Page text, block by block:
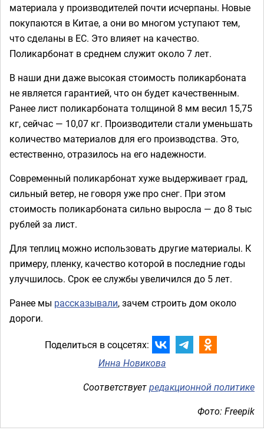
материала у производителей почти исчерпаны. Новые
покупаются в Китае, а они во многом уступают тем,
что сделаны в ЕС. Это влияет на качество.
Поликарбонат в среднем служит около 7 лет.
В наши дни даже высокая стоимость поликарбоната
не является гарантией, что он будет качественным.
Ранее лист поликарбоната толщиной 8 мм весил 15,75
кг, сейчас — 10,07 кг. Производители стали уменьшать
количество материалов для его производства. Это,
естественно, отразилось на его надежности.
Современный поликарбонат хуже выдерживает град,
сильный ветер, не говоря уже про снег. При этом
стоимость поликарбоната сильно выросла — до 8 тыс
рублей за лист.
Для теплиц можно использовать другие материалы. К
примеру, пленку, качество которой в последние годы
улучшилось. Срок ее службы увеличился до 5 лет.
Ранее мы рассказывали, зачем строить дом около
дороги.
Поделиться в соцсетях:
Инна Новикова
Соответствуетредакционной политике
Фото: Freepik